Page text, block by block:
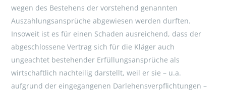
wegen des Bestehens der vorstehend genannten
Auszahlungsansprüche abgewiesen werden durften.
Insoweit ist es für einen Schaden ausreichend, dass der
abgeschlossene Vertrag sich für die Kläger auch
ungeachtet bestehender Erfüllungsansprüche als
wirtschaftlich nachteilig darstellt, weil er sie – u.a.
aufgrund der eingegangenen Darlehensverpflichtungen –